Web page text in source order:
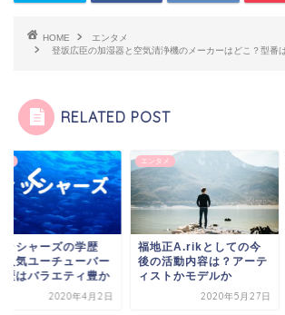
HOME
エンタメ
登坂広臣の加湿器と空気清浄機のメーカーはどこ？型番
RELATED POST
ッシャーズの学歴
人気ユーチューバー
歴はバラエティ豊か
2020年4月2日
エンタメ
福地正A.rikとしての今
後の活動内容は？アーテ
ィストかモデルか
2020年5月27日